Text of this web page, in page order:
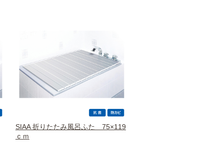
SIAA 折りたたみ風呂ふた 75×119
ｃｍ